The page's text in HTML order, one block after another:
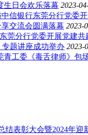
生日会欢乐落幕 2023-
信银行东莞分行党委
交流会圆满落幕 2023-
莞分行党委开展党建共
题讲座成功举办 2023-
工委《毒舌律师》包
结表彰大会暨2024年迎